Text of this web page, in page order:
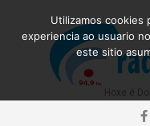
Utilizamos cookies
experiencia ao usuario
este sitio